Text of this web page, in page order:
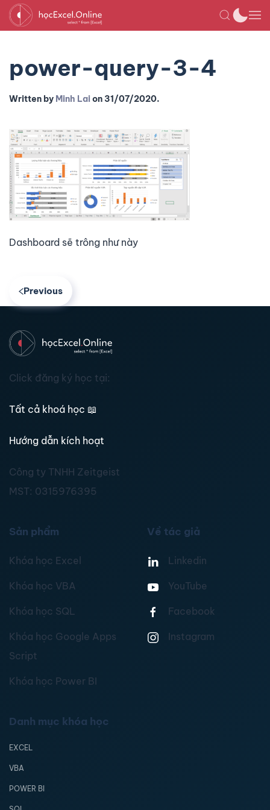
power-query-3-4
Written by Minh Laion 31/07/2020.
Dashboard sẽ trông như này
Previous
Click đăng ký học tại:
Tất cả khoá học 📖
Hướng dẫn kích hoạt
Công ty TNHH Zeitgeist
MST: 0315976395
Sản phẩm
Khóa học Excel
Khóa học VBA
Khóa học SQL
Khóa học Google Apps
Script
Khóa học Power BI
Về tác giả
Linkedin
YouTube
Facebook
Instagram
Danh mục khóa học
EXCEL
VBA
POWER BI